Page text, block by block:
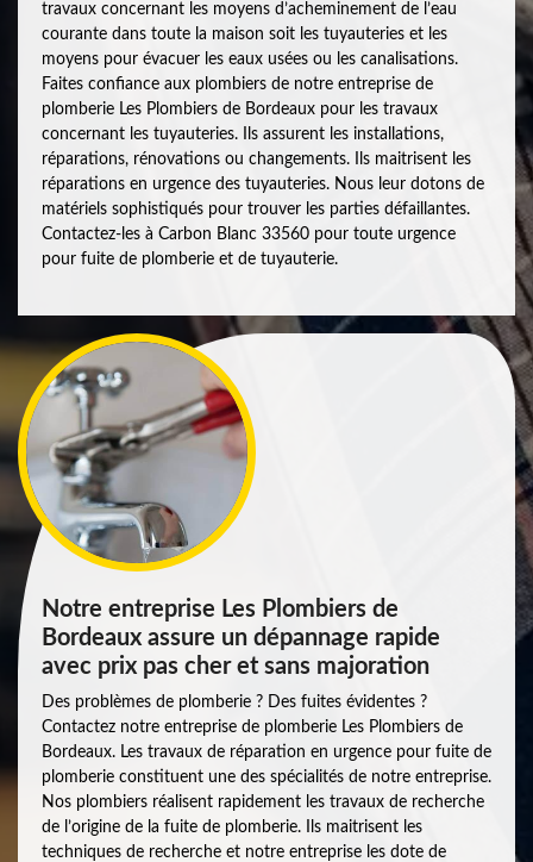
travaux concernant les moyens d’acheminement de l’eau
courante dans toute la maison soit les tuyauteries et les
moyens pour évacuer les eaux usées ou les canalisations.
Faites confiance aux plombiers de notre entreprise de
plomberie Les Plombiers de Bordeaux pour les travaux
concernant les tuyauteries. Ils assurent les installations,
réparations, rénovations ou changements. Ils maitrisent les
réparations en urgence des tuyauteries. Nous leur dotons de
matériels sophistiqués pour trouver les parties défaillantes.
Contactez-les à Carbon Blanc 33560 pour toute urgence
pour fuite de plomberie et de tuyauterie.
Notre entreprise Les Plombiers de
Bordeaux assure un dépannage rapide
avec prix pas cher et sans majoration
Des problèmes de plomberie ? Des fuites évidentes ?
Contactez notre entreprise de plomberie Les Plombiers de
Bordeaux. Les travaux de réparation en urgence pour fuite de
plomberie constituent une des spécialités de notre entreprise.
Nos plombiers réalisent rapidement les travaux de recherche
de l’origine de la fuite de plomberie. Ils maitrisent les
techniques de recherche et notre entreprise les dote de